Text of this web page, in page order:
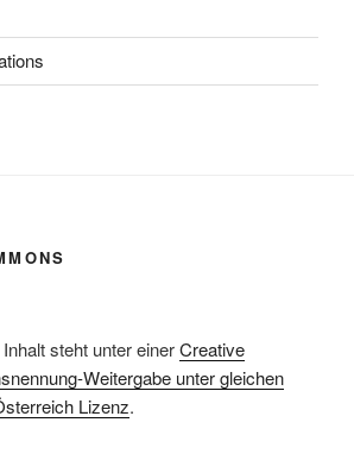
steht unter einerCreative
Weitergabe unter gleichen
Lizenz.